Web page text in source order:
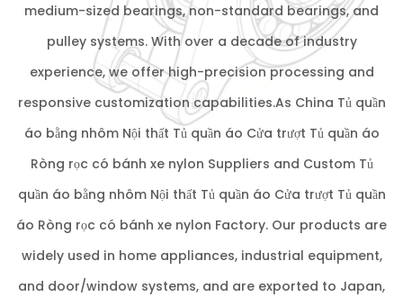
medium-sized bearings, non-standard bearings, and
pulley systems. With over a decade of industry
experience, we offer high-precision processing and
responsive customization capabilities.As China Tủ quần
áo bằng nhôm Nội thất Tủ quần áo Cửa trượt Tủ quần áo
Ròng rọc có bánh xe nylon Suppliers and Custom Tủ
quần áo bằng nhôm Nội thất Tủ quần áo Cửa trượt Tủ quần
áo Ròng rọc có bánh xe nylon Factory. Our products are
widely used in home appliances, industrial equipment,
and door/window systems, and are exported to Japan,